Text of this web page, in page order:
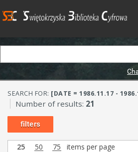
SEARCH FOR: [DATE = 1986.11.17 -
Number of results: 21
filters
25 50 75
items per page